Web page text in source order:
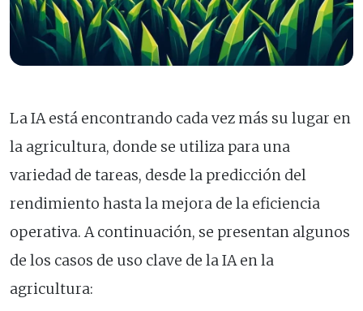
La IA está encontrando cada vez más su lugar en
la agricultura, donde se utiliza para una
variedad de tareas, desde la predicción del
rendimiento hasta la mejora de la eficiencia
operativa. A continuación, se presentan algunos
de los casos de uso clave de la IA en la
agricultura: